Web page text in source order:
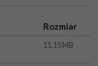
Rozmiar
11,15 MB